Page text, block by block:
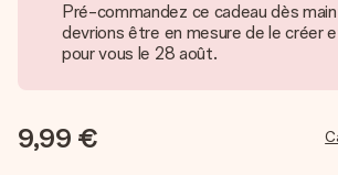
Pré-commandez ce cadeau dès
devrions être en mesure de le créer
pour vous le 28 août.
9,99 €